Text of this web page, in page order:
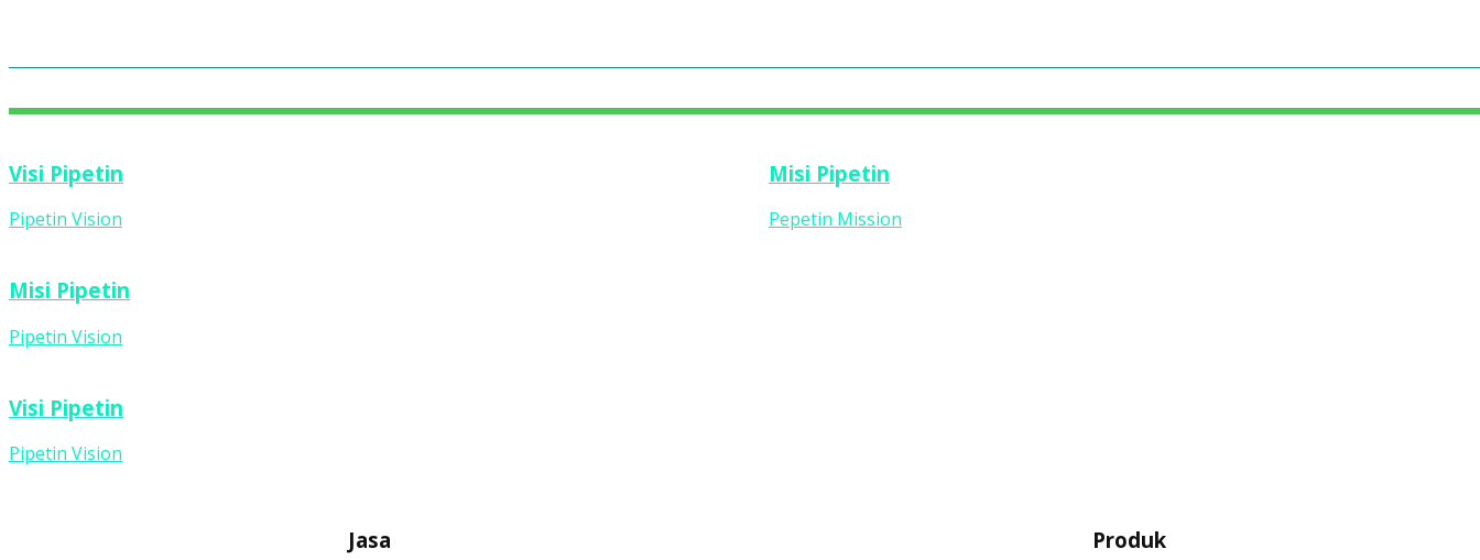
Visi Pipetin
Pipetin Vision
Misi Pipetin
Pipetin Vision
Visi Pipetin
Pipetin Vision
Misi Pipetin
Pepetin Mission
Jasa Produk